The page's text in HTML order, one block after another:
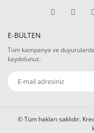
E-BÜLTEN
Tüm kampanya ve
kaydolunuz.
© Tüm hakları saklıdır.